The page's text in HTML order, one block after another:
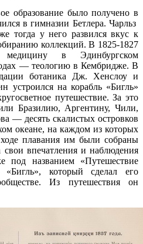
образование было получено в
в гимназии Бетлера. Чарльз
тогда у него развился вкус к
коллекций. В 1825-1827
в Эдинбургском
— теологию в Кембридже. В
ботаника Дж. Хенслоу и
устроился на корабль «Бигль»
путешествие. За это
Бразилию, Аргентину, Чили,
— десять скалистых островков
океане, на каждом из которых
плавания им были собраны
свои впечатления и наблюдения
под названием «Путешествие
который сделал его
Из путешествия он